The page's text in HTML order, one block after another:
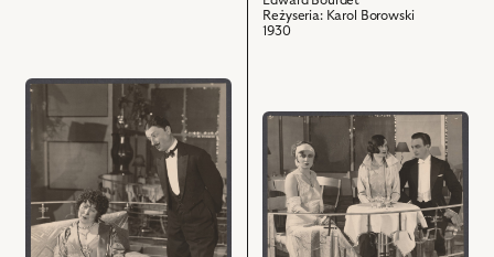
nim
Reżyseria: Karol Borowski
1930
przejdź
do
obiektu
płeć,
Na
zdjęciu:Hrabina
przejdź
do
obiektu
Słaba
płeć,
Na